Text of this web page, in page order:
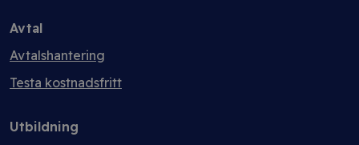
Avtal
Avtalshantering
Testa kostnadsfritt
Utbildning